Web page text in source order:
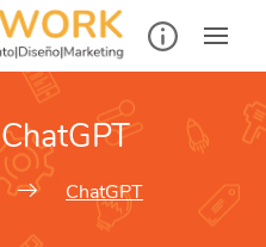
ChatGPT
ChatGPT